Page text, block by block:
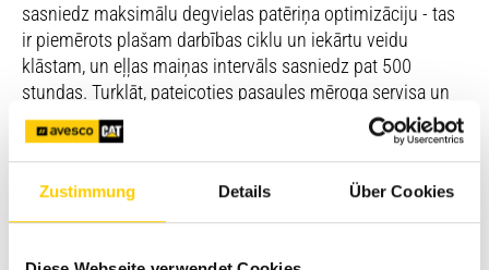
Zustimmung Details Über Cookies
sasniedz maksimālu degvielas patēriņa optimizāciju - tas
ir piemērots plašam darbības­ ciklu un iekārtu veidu
klāstam, un eļļas maiņas intervāls sasniedz pat 500
stundas. Turklāt, pateicoties pasaules mēroga servisa un
plānotās apkopes pakalpojumiem, C2.8 nodrošinās jūsu
darbības nepārtrauktību­ ilgtermiņā.
Lasīt vairāk